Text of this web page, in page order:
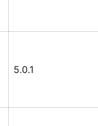
5.0.1